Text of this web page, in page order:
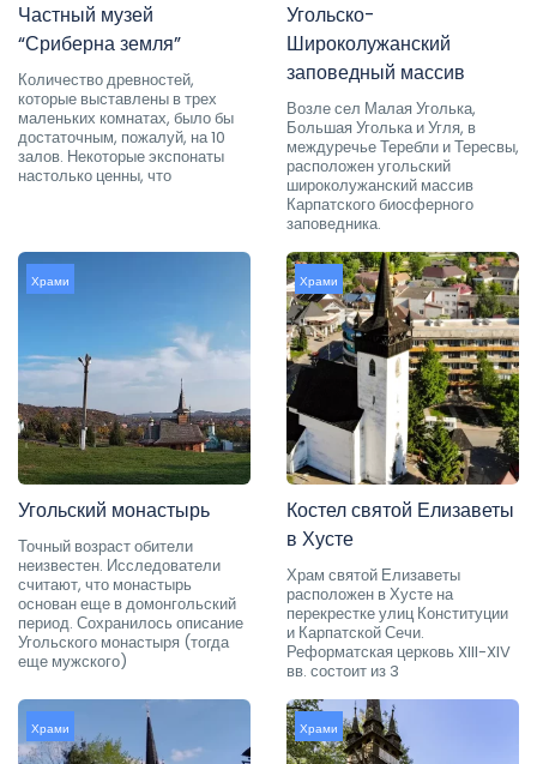
Частный музей
“Сриберна земля”
Количество древностей,
которые выставлены в трех
маленьких комнатах, было бы
достаточным, пожалуй, на 10
залов. Некоторые экспонаты
настолько ценны, что
Угольско-
Широколужанский
заповедный массив
Возле сел Малая Уголька,
Большая Уголька и Угля, в
междуречье Теребли и Тересвы,
расположен угольский
широколужанский массив
Карпатского биосферного
заповедника.
Храми
Угольский монастырь
Точный возраст обители
неизвестен. Исследователи
считают, что монастырь
основан еще в домонгольский
период. Сохранилось описание
Угольского монастыря (тогда
еще мужского)
Храми
Костел святой Елизаветы
в Хусте
Храм святой Елизаветы
расположен в Хусте на
перекрестке улиц Конституции
и Карпатской Сечи.
Реформатская церковь XIII-XIV
вв. состоит из 3
Храми Храми